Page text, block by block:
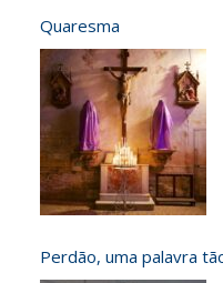
Quaresma
Perdão, uma palavra